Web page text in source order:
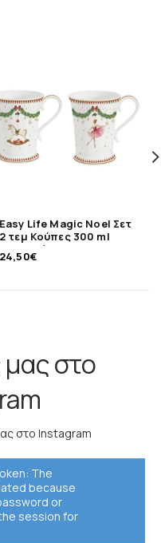
Easy Life Magic Noel Σετ
2 τεμ Κούπες 300 ml
πορσελάνης
24,50€
μας στο
στο Instagram
The
because
or
session for